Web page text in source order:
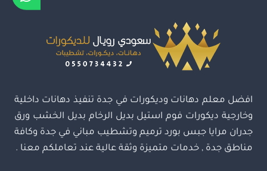
ورق
جدران
لاصق
بجدة
افضل معلم دهانات وديكورات في جدة تنفيذ دهانات داخلية
وخارجية ديكورات فوم استيل بديل الرخام بديل الخشب ورق
جدران مرايا جبس بورد ترميم وتشطيب مباني في جدة وكافة
مناطق جدة , خدمات متميزة وثقة عالية عند تعاملكم معنا .